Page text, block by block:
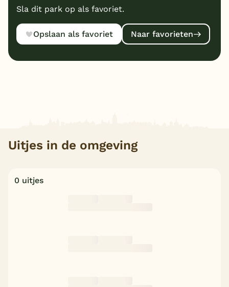
Sla dit park op als favoriet.
Opslaan als favoriet Naar favorieten
Uitjes in de omgeving
0 uitjes